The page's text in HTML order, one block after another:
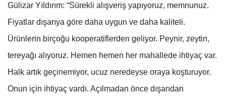
Gülizar Yıldırım: “Sürekli alışveriş yapıyoruz, memnunuz.
Fiyatlar dışarıya göre daha uygun ve daha kaliteli.
Ürünlerin birçoğu kooperatiflerden geliyor. Peynir, zeytin,
tereyağı alıyoruz. Hemen hemen her mahallede ihtiyaç var.
Halk artık geçinemiyor, ucuz neredeyse oraya koşturuyor.
Onun için ihtiyaç vardı. Açılmadan önce dışarıdan